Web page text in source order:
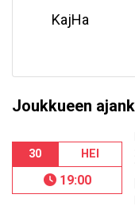
KajHa
Joukkueen
30 HEI
19:00